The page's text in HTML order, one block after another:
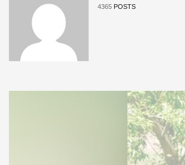
4365 POSTS